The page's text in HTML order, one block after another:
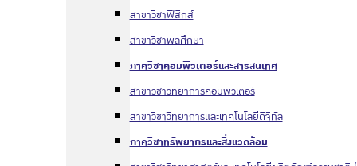
สาขาวิชาฟิสิกส์
สาขาวิชาพลศึกษา
ภาควิชาคอมพิวเตอร์และสารสนเทศ
สาขาวิชาวิทยาการคอมพิวเตอร์
สาขาวิชาวิทยาการและเทคโนโลยีดิจิทัล
ภาควิชาทรัพยากรและสิ่งแวดล้อม